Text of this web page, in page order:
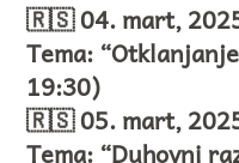
🇷🇸 04. mart,
Tema:
19:30)
🇷🇸 05. mart,
Tema: “Duhovni